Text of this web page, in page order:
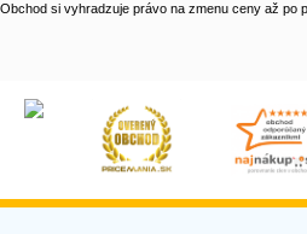
Obchod si vyhradzuje právo na zmenu ceny až po